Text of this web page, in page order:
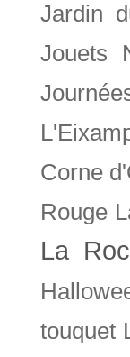
Jardin
Jouets
Corne
Rouge
La
touquet